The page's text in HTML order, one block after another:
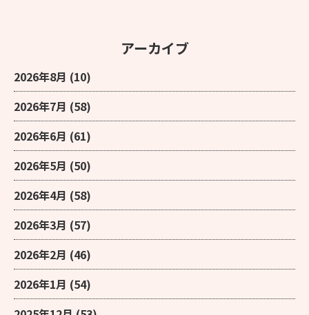
アーカイブ
2026年8月 (10)
2026年7月 (58)
2026年6月 (61)
2026年5月 (50)
2026年4月 (58)
2026年3月 (57)
2026年2月 (46)
2026年1月 (54)